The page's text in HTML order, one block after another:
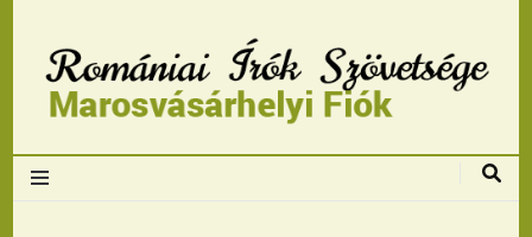
Romániai Írók